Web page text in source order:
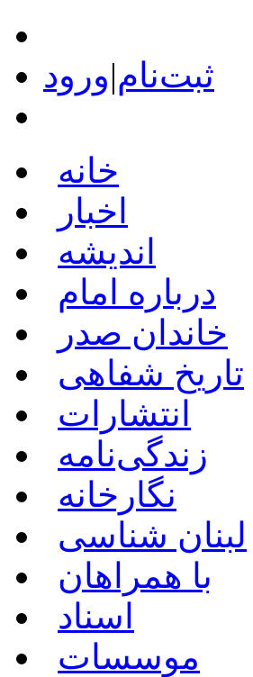
ثبت‌نام|ورود
خانه
اخبار
اندیشه
درباره امام
خاندان صدر
تاریخ شفاهی
انتشارات
زندگی‌نامه
نگارخانه
لبنان شناسی
با همراهان
اسناد
موسسات